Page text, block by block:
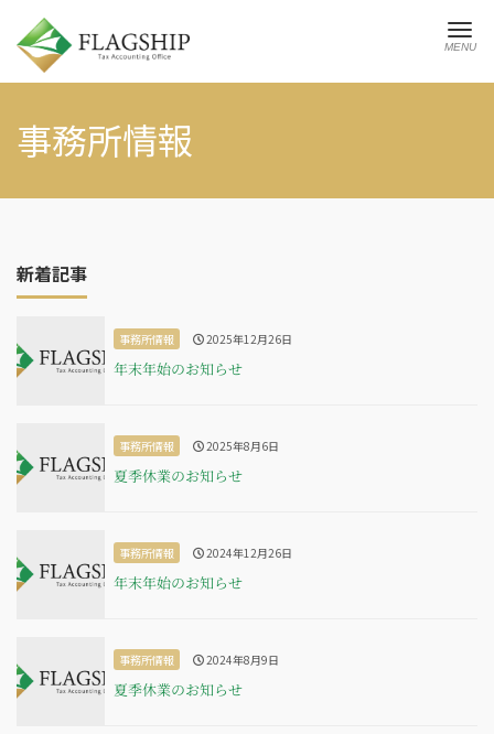
事務所情報
新着記事
事務所情報 2025年12月26日
年末年始のお知らせ
事務所情報 2025年8月6日
夏季休業のお知らせ
事務所情報 2024年12月26日
年末年始のお知らせ
事務所情報 2024年8月9日
夏季休業のお知らせ